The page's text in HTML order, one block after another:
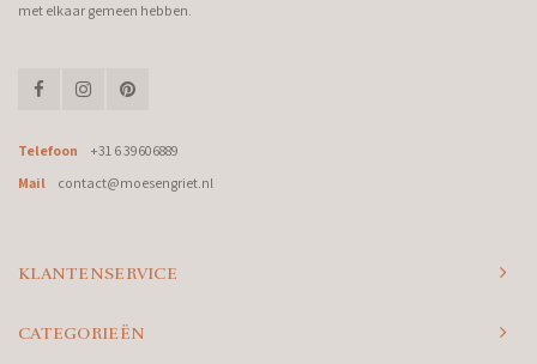
met elkaar gemeen hebben.
Telefoon
+31 6 39606889
Mail
contact@moesengriet.nl
KLANTENSERVICE
CATEGORIEËN